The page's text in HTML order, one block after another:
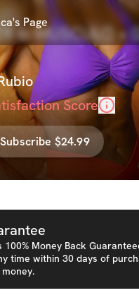
Page
6: MÚSCULO +
Score
Subscribe $24.99
100% Money Back
time within 30 days of